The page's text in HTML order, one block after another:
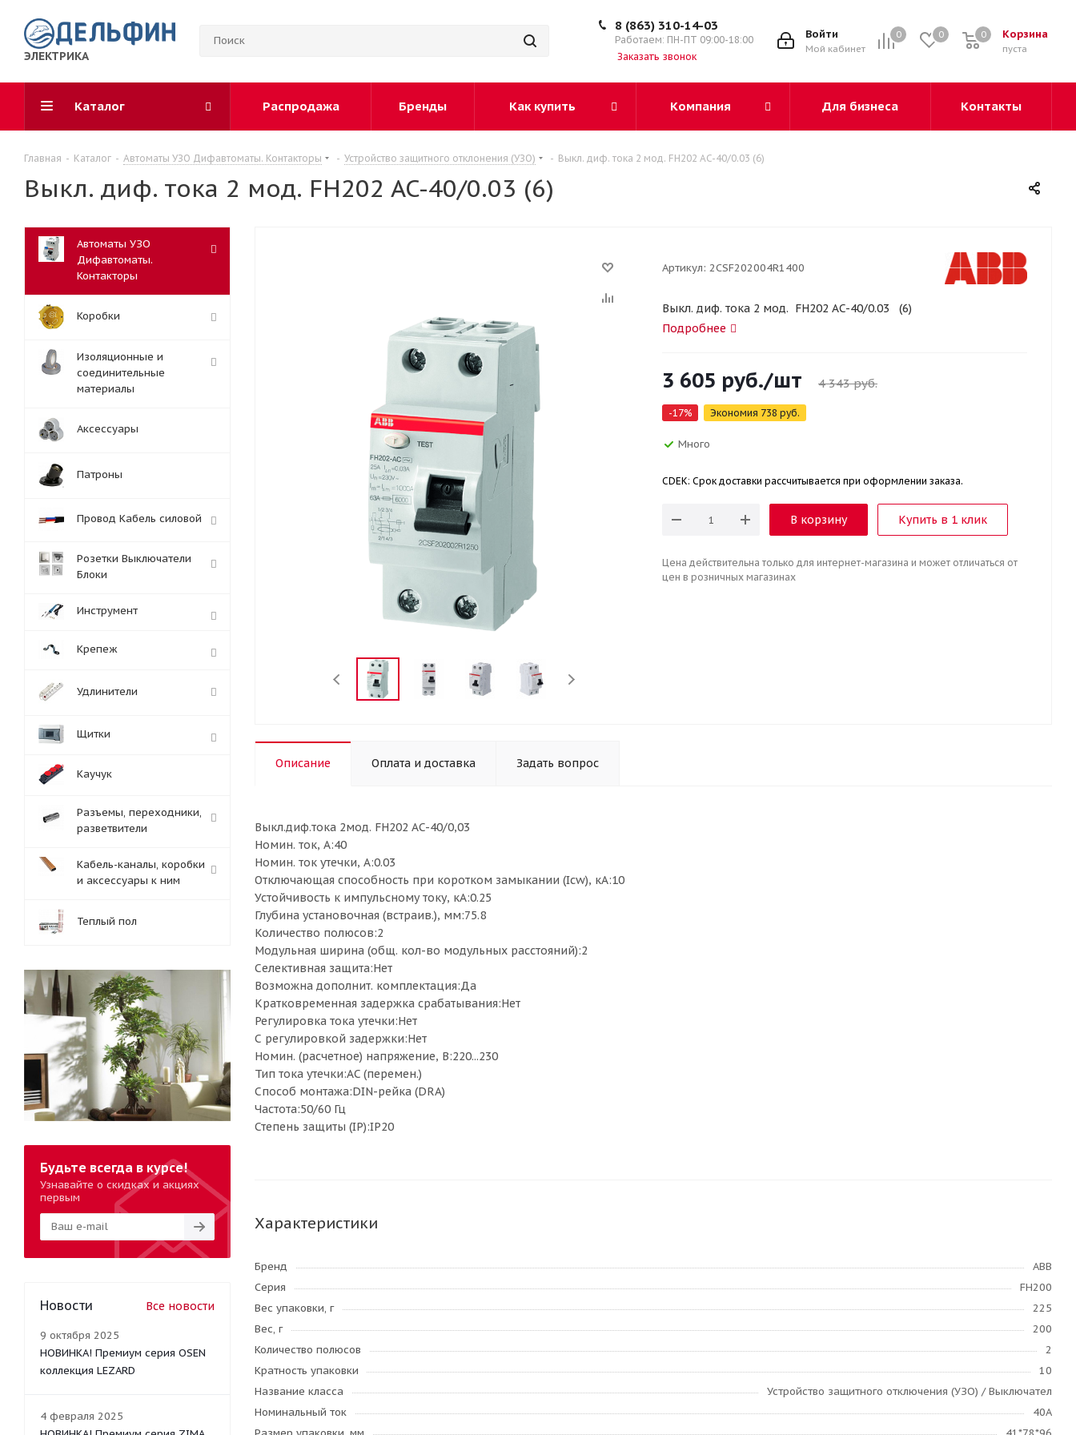
ЭЛЕКТРИКА
0 0 Корзина
пуста
0
Войти
Мой кабинет
8 (863) 310-14-03
Работаем: ПН-ПТ 09:00-18:00
Заказать звонок
Каталог Распродажа Бренды Как купить Компания Для бизнеса Контакты
Главная - Каталог - Автоматы УЗО Дифавтоматы. Контакторы - Устройство защитного отклонения (УЗО) - Выкл. диф. тока 2 мод. FH202 AC-40/0.03 (6)
Выкл. диф. тока 2 мод. FH202 AC-40/0.03 (6)
Артикул: 2CSF202004R1400
Выкл. диф. тока 2 мод. FH202 AC-40/0.03 (6)
Подробнее
3 605 руб./шт 4 343руб.
-17% Экономия 738 руб.
Много
CDEK: Срок доставки рассчитывается при оформлении заказа.
В корзину Купить в 1 клик
Цена действительна только для интернет-магазина и может отличаться от
цен в розничных магазинах
Описание Оплата и доставка Задать вопрос
Выкл.диф.тока 2мод. FH202 AC-40/0,03
Номин. ток, А:40
Номин. ток утечки, А:0.03
Отключающая способность при коротком замыкании (Icw), кА:10
Устойчивость к импульсному току, кА:0.25
Глубина установочная (встраив.), мм:75.8
Количество полюсов:2
Модульная ширина (общ. кол-во модульных расстояний):2
Селективная защита:Нет
Возможна дополнит. комплектация:Да
Кратковременная задержка срабатывания:Нет
Регулировка тока утечки:Нет
С регулировкой задержки:Нет
Номин. (расчетное) напряжение, В:220...230
Тип тока утечки:AC (перемен.)
Способ монтажа:DIN-рейка (DRA)
Частота:50/60 Гц
Степень защиты (IP):IP20
Характеристики
Бренд
ABB
Серия
FH200
Вес упаковки, г
225
Вес, г
200
Количество полюсов
2
Кратность упаковки
10
Название класса
Устройство защитного отключения (УЗО) / Выключател
Номинальный ток
40А
Автоматы УЗО
Дифавтоматы.
Контакторы
Коробки
Изоляционные и
соединительные
материалы
Аксессуары
Патроны
Провод Кабель силовой
Розетки Выключатели
Блоки
Инструмент
Крепеж
Удлинители
Щитки
Каучук
Разъемы, переходники,
разветвители
Кабель-каналы, коробки
и аксессуары к ним
Теплый пол
Будьте всегда в курсе!
Узнавайте о скидках и акциях
первым
Новости Все новости
9 октября 2025
НОВИНКА! Премиум серия OSEN
коллекция LEZARD
4 февраля 2025